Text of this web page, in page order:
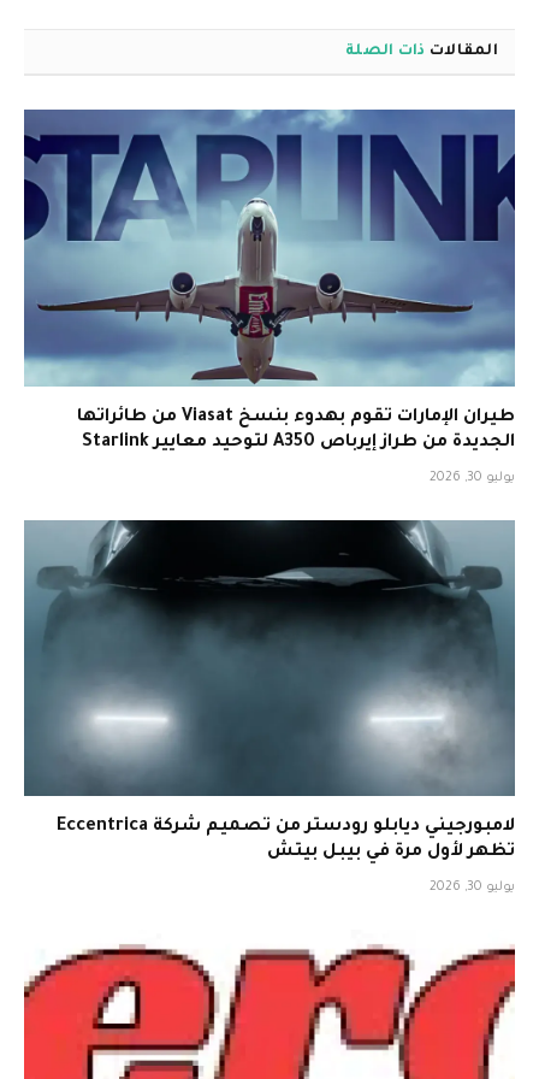
المقالات ذات الصلة
طيران الإمارات تقوم بهدوء بنسخ Viasat من طائراتها
الجديدة من طراز إيرباص A350 لتوحيد معايير Starlink
يوليو 30, 2026
لامبورجيني ديابلو رودستر من تصميم شركة Eccentrica
تظهر لأول مرة في بيبل بيتش
يوليو 30, 2026